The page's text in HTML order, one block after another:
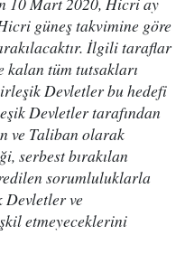
güneş takvimine göre
İlgili taraflar
tüm tutsakları
Devletler bu hedefi
Devletler tarafından
ve Taliban olarak
serbest bırakılan
sorumluluklarla
Devletler ve
etmeyeceklerini